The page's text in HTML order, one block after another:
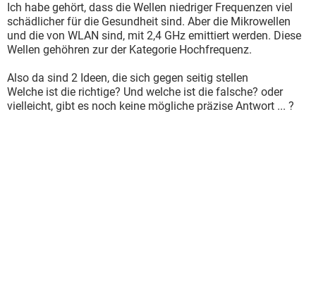
Ich habe gehört, dass die Wellen niedriger Frequenzen viel
schädlicher für die Gesundheit sind. Aber die Mikrowellen
und die von WLAN sind, mit 2,4 GHz emittiert werden. Diese
Wellen gehöhren zur der Kategorie Hochfrequenz.
Also da sind 2 Ideen, die sich gegen seitig stellen
Welche ist die richtige? Und welche ist die falsche? oder
vielleicht, gibt es noch keine mögliche präzise Antwort ... ?